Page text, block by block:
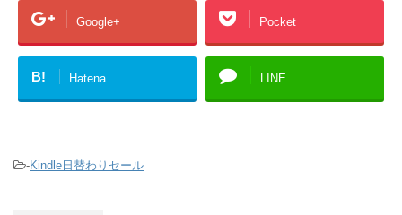
Google+ Pocket
B! Hatena LINE
-Kindle日替わりセール